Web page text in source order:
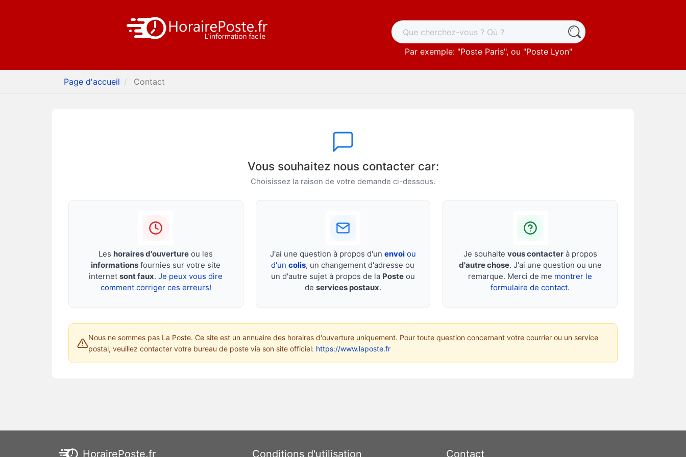
Par exemple: "Poste Paris", ou "Poste Lyon"
Page d'accueil Contact
Vous souhaitez nous contacter car:
Choisissez la raison de votre demande ci-dessous.
Les horaires d'ouverture ou les
informations fournies sur votre site
internetsont faux.Je peux vous dire
comment corriger ces erreurs!
J'ai une question à propos d'un envoiou
d'uncolis, un changement d'adresse ou
un d'autre sujet à propos de la Posteou
de services postaux.
Je souhaite vous contacterà propos
d'autre chose. J'ai une question ou une
remarque. Merci de me montrer le
formulaire de contact.
Nous ne sommes pas La Poste. Ce site est un annuaire des horaires d'ouverture uniquement. Pour toute question concernant votre courrier ou un service
postal, veuillez contacter votre bureau de poste via son site officiel: https://www.laposte.fr
HorairePoste.fr Conditions d'utilisation Contact